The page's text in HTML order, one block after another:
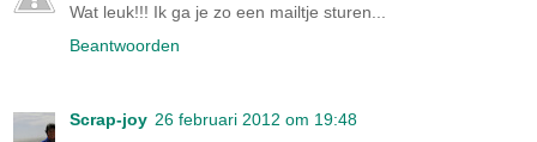
Wat leuk!!! Ik ga je zo een mailtje sturen...
Beantwoorden
Scrap-joy 26 februari 2012 om 19:48